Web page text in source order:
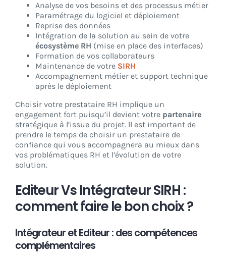
Analyse de vos besoins et des processus métier
Paramétrage du logiciel et déploiement
Reprise des données
Intégration de la solution au sein de votre
écosystème RH (mise en place des interfaces)
Formation de vos collaborateurs
Maintenance de votre SIRH
Accompagnement métier et support technique
après le déploiement
Choisir votre prestataire RH implique un
engagement fort puisqu’il devient votre partenaire
stratégique à l’issue du projet. Il est important de
prendre le temps de choisir un prestataire de
confiance qui vous accompagnera au mieux dans
vos problématiques RH et l’évolution de votre
solution.
Editeur Vs Intégrateur SIRH :
comment faire le bon choix ?
Intégrateur et Editeur : des compétences
complémentaires